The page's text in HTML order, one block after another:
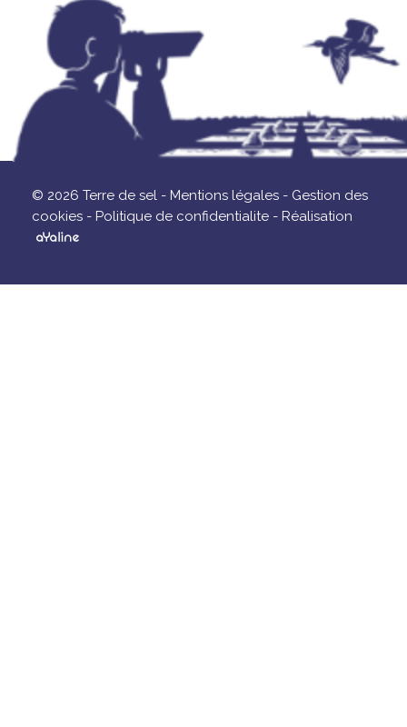
© 2026 Terre de sel - Mentions légales - Gestion des
cookies - Politique de confidentialite - Réalisation